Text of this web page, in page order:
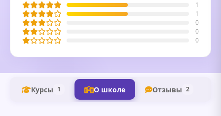
1
1
0
0
0
Курсы 1 О школе Отзывы 2